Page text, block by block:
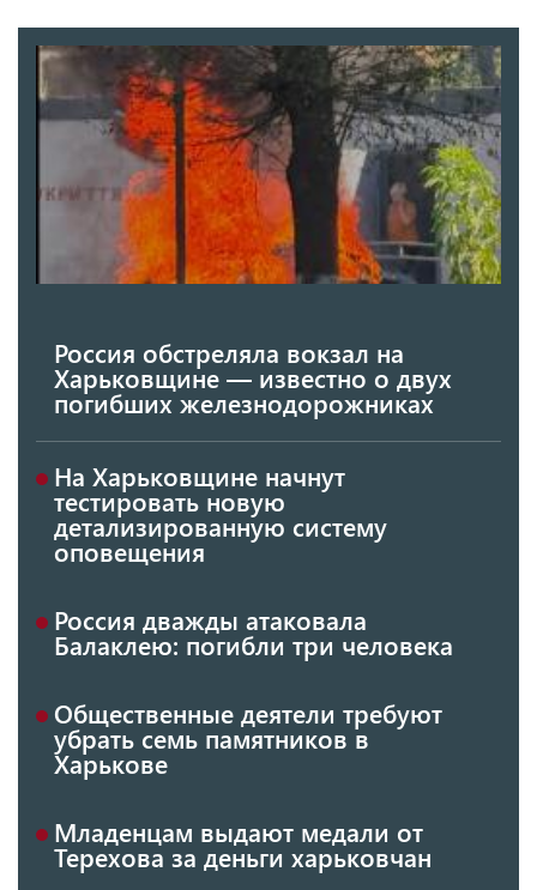
Россия обстреляла вокзал на
Харьковщине — известно о двух
погибших железнодорожниках
На Харьковщине начнут
тестировать новую
детализированную систему
оповещения
Россия дважды атаковала
Балаклею: погибли три человека
Общественные деятели требуют
убрать семь памятников в
Харькове
Младенцам выдают медали от
Терехова за деньги харьковчан